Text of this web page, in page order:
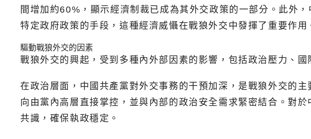
間增加約60%，顯示經濟制裁已成為其外交政策的一部分。此外
特定政府政策的手段，這種經濟威懾在戰狼外交中發揮了重要作用
驅動戰狼外交的因素
戰狼外交的興起，受到多種內外部因素的影響，包括政治壓力、國
在政治層面，中國共產黨對外交事務的干預加深，是戰狼外交的
向由黨內高層直接掌控，並與內部的政治安全需求緊密結合。對
共識，確保執政穩定。